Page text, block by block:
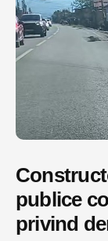
publice
privind